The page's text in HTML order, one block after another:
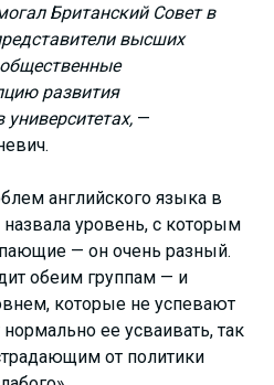
Британский Совет в
высших
развития
—
английского языка в
уровень, с которым
— он очень разный.
обеим группам — и
которые не успевают
ее усваивать, так
от политики